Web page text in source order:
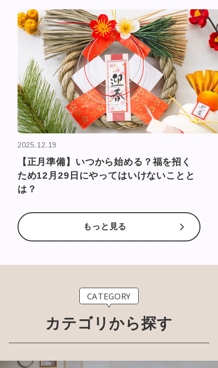
2025.12.19
【正月準備】いつから始める？福を招く
ため12月29日にやってはいけないことと
は？
もっと見る
CATEGORY
カテゴリから探す